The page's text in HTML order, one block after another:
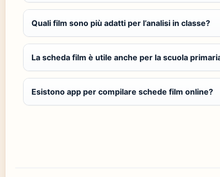
Quali film sono più adatti per l’analisi in classe?
La scheda film è utile anche per la scuola
Esistono app per compilare schede film online?